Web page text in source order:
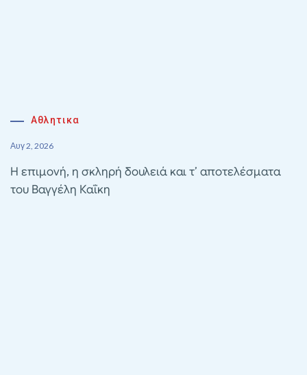
Αθλητικα
Αυγ 2, 2026
Η επιμονή, η σκληρή δουλειά και τ’ αποτελέσματα
του Βαγγέλη Καΐκη